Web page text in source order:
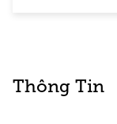
Thông Tin